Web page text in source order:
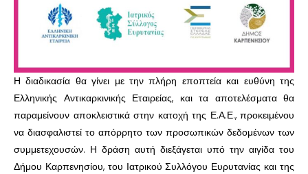
Η διαδικασία θα γίνει με την πλήρη εποπτεία και ευθύνη της
Ελληνικής Αντικαρκινικής Εταιρείας, και τα αποτελέσματα θα
παραμείνουν αποκλειστικά στην κατοχή της Ε.Α.Ε., προκειμένου
να διασφαλιστεί το απόρρητο των προσωπικών δεδομένων των
συμμετεχουσών. Η δράση αυτή διεξάγεται υπό την αιγίδα του
Δήμου Καρπενησίου, του Ιατρικού Συλλόγου Ευρυτανίας και της